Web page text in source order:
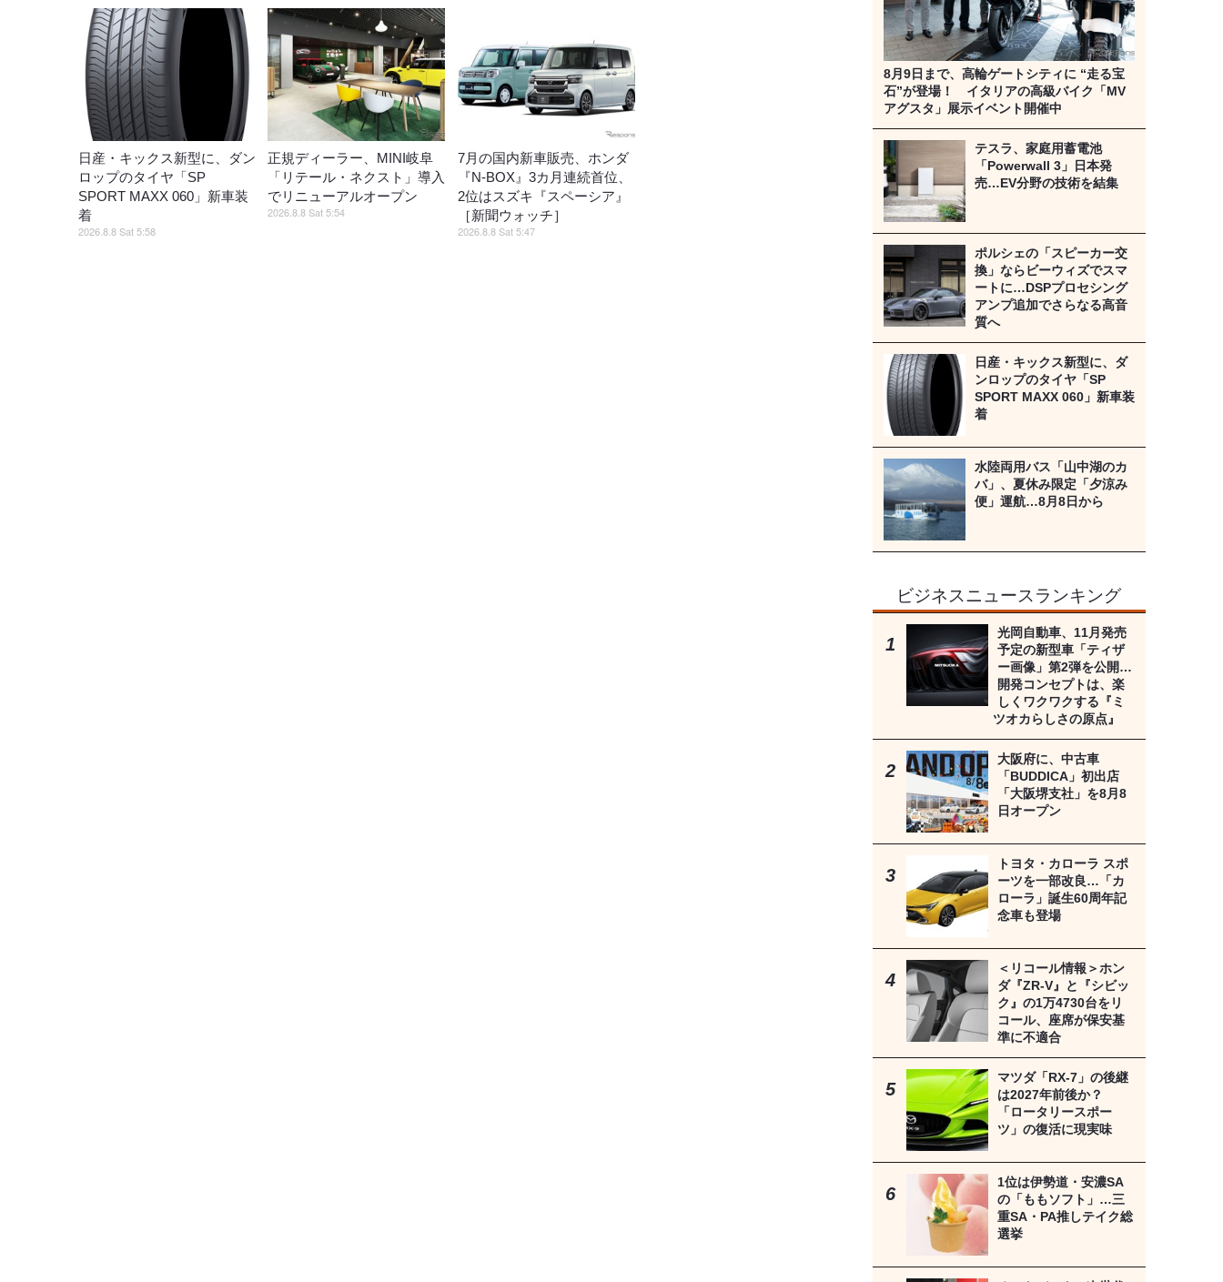
日産・キックス新型に、ダン
ロップのタイヤ「SP
SPORT MAXX 060」新車装
着
2026.8.8 Sat 5:58
正規ディーラー、MINI岐阜
「リテール・ネクスト」導入
でリニューアルオープン
2026.8.8 Sat 5:54
7月の国内新車販売、ホンダ
『N-BOX』3カ月連続首位、
2位はスズキ『スペーシア』
［新聞ウォッチ］
2026.8.8 Sat 5:47
8月9日まで、高輪ゲートシティに “走る宝
石”が登場！ イタリアの高級バイク「MV
アグスタ」展示イベント開催中
テスラ、家庭用蓄電池
「Powerwall 3」日本発
売…EV分野の技術を結集
ポルシェの「スピーカー交
換」ならビーウィズでスマ
ートに…DSPプロセシング
アンプ追加でさらなる高音
質へ
日産・キックス新型に、ダ
ンロップのタイヤ「SP
SPORT MAXX 060」新車装
着
水陸両用バス「山中湖のカ
バ」、夏休み限定「夕涼み
便」運航…8月8日から
ビジネスニュースランキング
光岡自動車、11月発売
予定の新型車「ティザ
ー画像」第2弾を公開…
開発コンセプトは、楽
しくワクワクする『ミ
ツオカらしさの原点』
大阪府に、中古車
「BUDDICA」初出店
「大阪堺支社」を8月8
日オープン
トヨタ・カローラ スポ
ーツを一部改良…「カ
ローラ」誕生60周年記
念車も登場
＜リコール情報＞ホン
ダ『ZR-V』と『シビッ
ク』の1万4730台をリ
コール、座席が保安基
準に不適合
マツダ「RX-7」の後継
は2027年前後か？
「ロータリースポー
ツ」の復活に現実味
1位は伊勢道・安濃SA
の「ももソフト」…三
重SA・PA推しテイク総
選挙